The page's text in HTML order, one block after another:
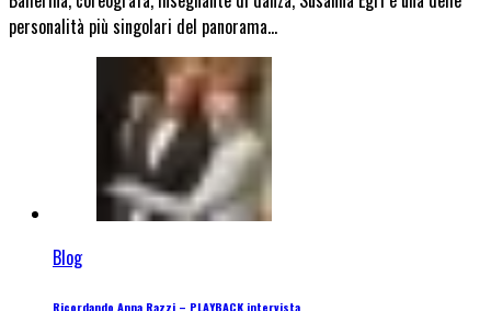
personalità più singolari del panorama…
Blog
Ricordando Anna Razzi – PLAYBACK intervista